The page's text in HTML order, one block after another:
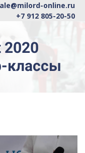
online.ru
+7 912 805-20-50
2020
классы